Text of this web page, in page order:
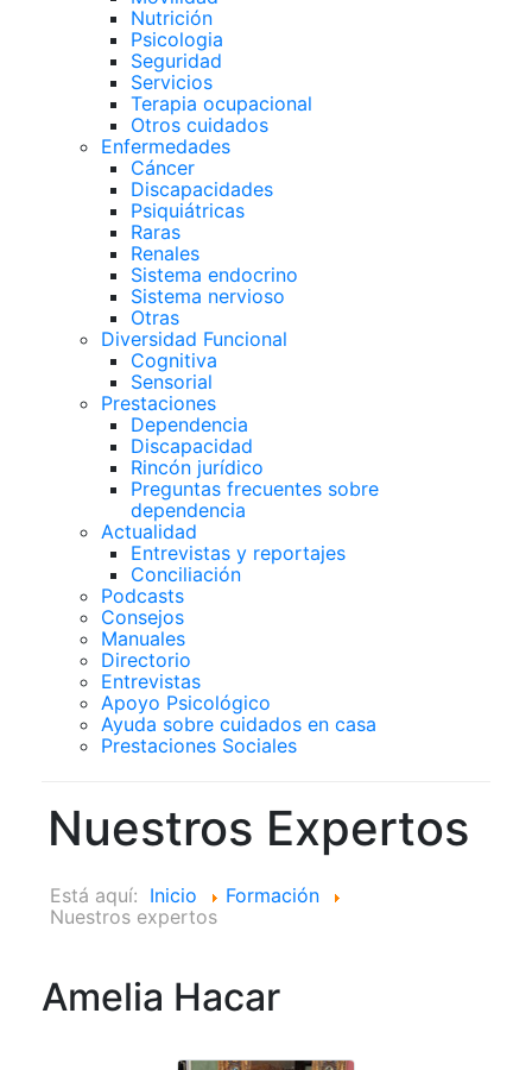
Nutrición
Psicologia
Seguridad
Servicios
Terapia ocupacional
Otros cuidados
Enfermedades
Cáncer
Discapacidades
Psiquiátricas
Raras
Renales
Sistema endocrino
Sistema nervioso
Otras
Diversidad Funcional
Cognitiva
Sensorial
Prestaciones
Dependencia
Discapacidad
Rincón jurídico
Preguntas frecuentes sobre
dependencia
Actualidad
Entrevistas y reportajes
Conciliación
Podcasts
Consejos
Manuales
Directorio
Entrevistas
Apoyo Psicológico
Ayuda sobre cuidados en casa
Prestaciones Sociales
Nuestros Expertos
Está aquí: Inicio
Formación
Nuestros expertos
Amelia Hacar